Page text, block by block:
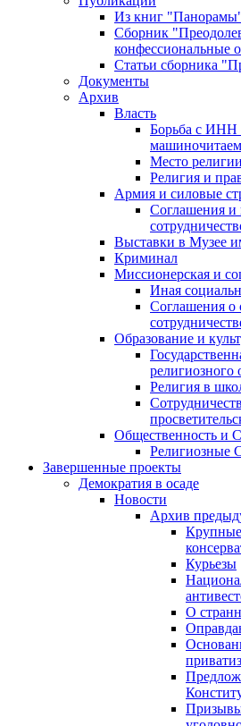
Из книг
Сборник
конфессиональные
Статьи сборника
Документы
Архив
Власть
Борьба с ИНН
Место
Религия и
Армия и силовые
Соглашения и
Выставки в Музее
Криминал
Миссионерская и
Иная
Соглашения о
Образование и
религиозного
Религия в
Общественность и
Религиозные
Завершенные проекты
Демократия в осаде
Новости
Архив
Курьезы
О